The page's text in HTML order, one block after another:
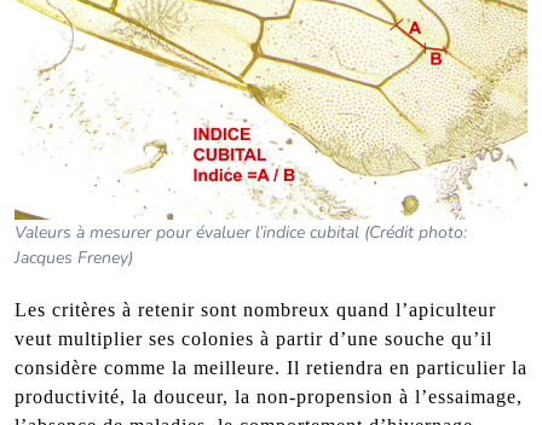
Valeurs à mesurer pour évaluer l’indice cubital (Crédit photo:
Jacques Freney)
Les critères à retenir sont nombreux quand l’apiculteur
veut multiplier ses colonies à partir d’une souche qu’il
considère comme la meilleure. Il retiendra en particulier la
productivité, la douceur, la non-propension à l’essaimage,